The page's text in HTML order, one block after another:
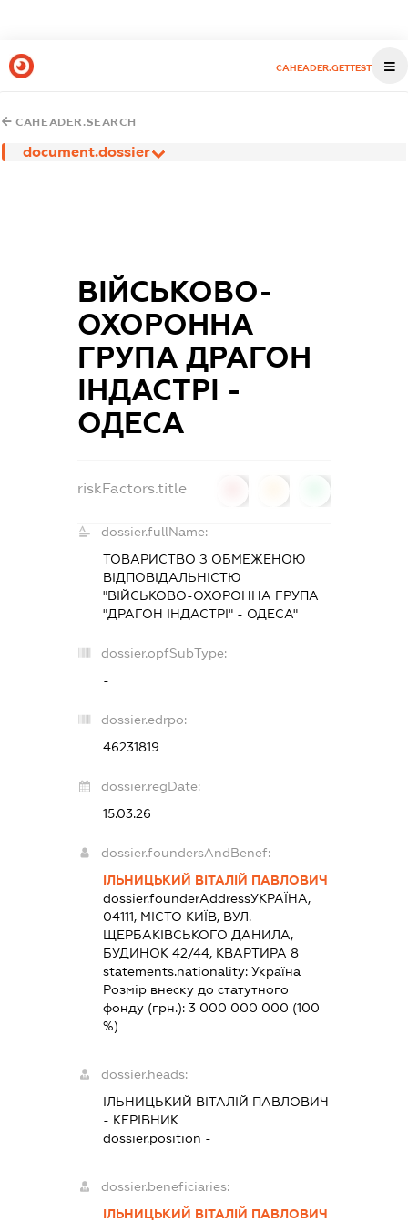
CAHEADER.GETTEST
CAHEADER.SEARCH
document.dossier
ВІЙСЬКОВО-
ОХОРОННА
ГРУПА ДРАГОН
ІНДАСТРІ -
ОДЕСА
riskFactors.title
dossier.fullName:
ТОВАРИСТВО З ОБМЕЖЕНОЮ
ВІДПОВІДАЛЬНІСТЮ
"ВІЙСЬКОВО-ОХОРОННА ГРУПА
"ДРАГОН ІНДАСТРІ" - ОДЕСА"
dossier.opfSubType:
-
dossier.edrpo:
46231819
dossier.regDate:
15.03.26
dossier.foundersAndBenef:
ІЛЬНИЦЬКИЙ ВІТАЛІЙ ПАВЛОВИЧ
dossier.founderAddressУКРАЇНА,
04111, МІСТО КИЇВ, ВУЛ.
ЩЕРБАКІВСЬКОГО ДАНИЛА,
БУДИНОК 42/44, КВАРТИРА 8
statements.nationality: Україна
Розмір внеску до статутного
фонду (грн.): 3 000 000 000 (100
%)
dossier.heads:
ІЛЬНИЦЬКИЙ ВІТАЛІЙ ПАВЛОВИЧ
- КЕРІВНИК
dossier.position -
dossier.beneficiaries:
ІЛЬНИЦЬКИЙ ВІТАЛІЙ ПАВЛОВИЧ